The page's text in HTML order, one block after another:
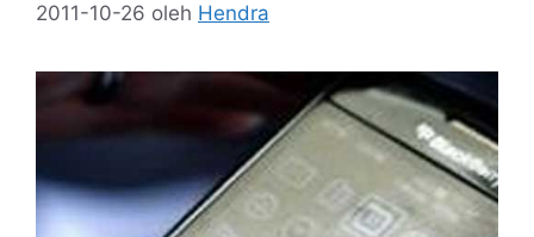
2011-10-26 oleh Hendra